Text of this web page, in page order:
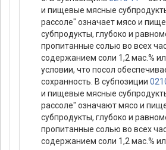
и пищевые мясные
рассоле" означает мясо и
субпродукты, глубоко и
пропитанные солью во всех
содержанием соли 1,2 мас.%
условии, что посол
сохранность. В субпозиции
и пищевые мясные
рассоле" означают мясо и
субпродукты, глубоко и
пропитанные солью во всех
содержанием соли 1,2 мас.%